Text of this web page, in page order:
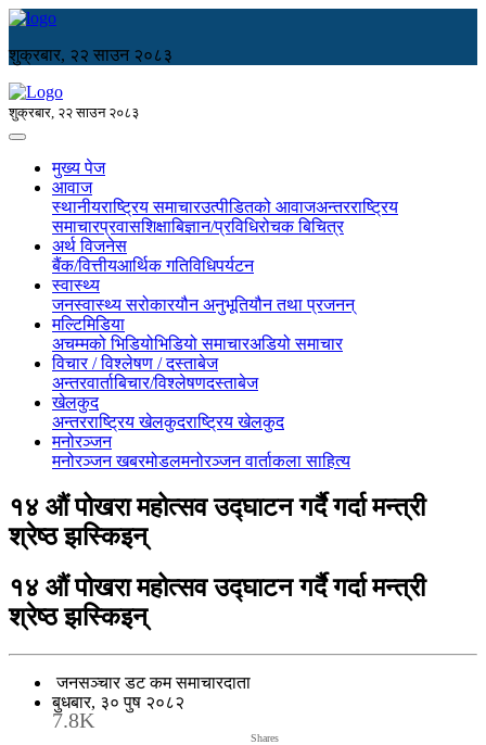
शुक्रबार, २२ साउन २०८३
शुक्रबार, २२ साउन २०८३
मुख्य पेज
आवाज
स्थानीयराष्ट्रिय समाचारउत्पीडितको आवाजअन्तरराष्ट्रिय
समाचारप्रवासशिक्षाबिज्ञान/प्रविधिरोचक बिचित्र
अर्थ विजनेस
बैंक/वित्तीयआर्थिक गतिविधिपर्यटन
स्वास्थ्य
जनस्वास्थ्य सरोकारयौन अनुभूतियौन तथा प्रजनन्
मल्टिमिडिया
अचम्मको भिडियोभिडियो समाचारअडियो समाचार
विचार / विश्लेषण / दस्ताबेज
अन्तरवार्ताबिचार/विश्लेषणदस्ताबेज
खेलकुद
अन्तरराष्ट्रिय खेलकुदराष्ट्रिय खेलकुद
मनोरञ्जन
मनोरञ्जन खबरमोडलमनोरञ्जन वार्ताकला साहित्य
१४ औं पोखरा महोत्सव उद्घाटन गर्दै गर्दा मन्त्री
श्रेष्ठ झस्किइन्
१४ औं पोखरा महोत्सव उद्घाटन गर्दै गर्दा मन्त्री
श्रेष्ठ झस्किइन्
जनसञ्चार डट कम समाचारदाता
बुधबार, ३० पुष २०८२
7.8K
Shares